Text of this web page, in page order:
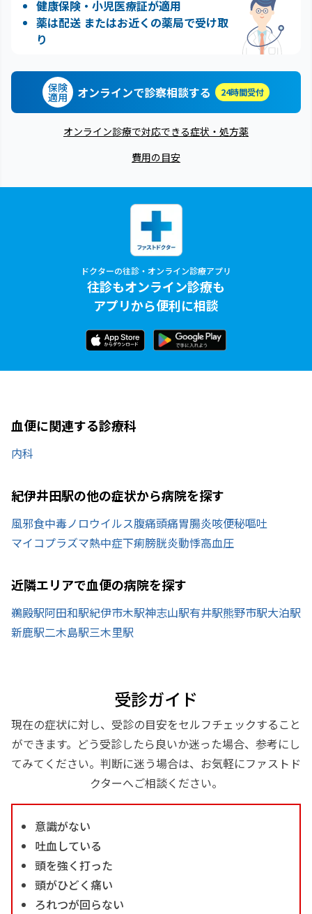
健康保険・小児医療証が適用
薬は配送 またはお近くの薬局で受け取
り
保険
適用 オンラインで診察相談する 24時間受付
オンライン診療で対応できる症状・処方薬
費用の目安
ドクターの往診・オンライン診療アプリ
往診もオンライン診療も
アプリから便利に相談
血便に関連する診療科
内科
紀伊井田駅の他の症状から病院を探す
風邪食中毒ノロウイルス腹痛頭痛胃腸炎咳便秘嘔吐
マイコプラズマ熱中症下痢膀胱炎動悸高血圧
近隣エリアで血便の病院を探す
鵜殿駅阿田和駅紀伊市木駅神志山駅有井駅熊野市駅大泊駅
新鹿駅二木島駅三木里駅
受診ガイド
現在の症状に対し、受診の目安をセルフチェックすること
ができます。どう受診したら良いか迷った場合、参考にし
てみてください。判断に迷う場合は、お気軽にファストド
クターへご相談ください。
意識がない
吐血している
頭を強く打った
頭がひどく痛い
ろれつが回らない